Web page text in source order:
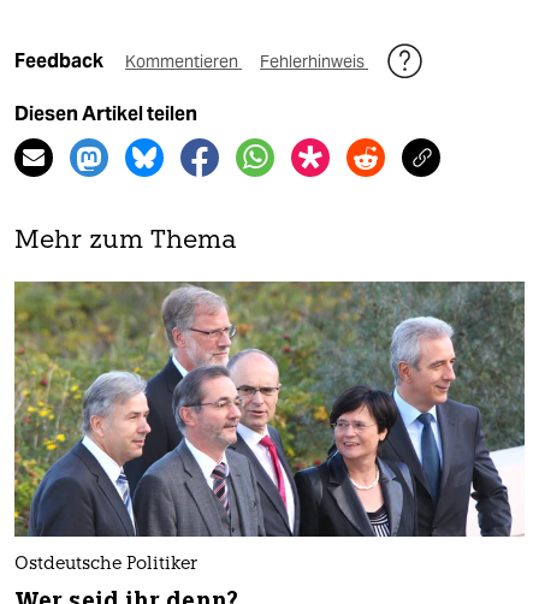
Feedback Kommentieren Fehlerhinweis
Diesen Artikel teilen
Mehr zum Thema
Ostdeutsche Politiker